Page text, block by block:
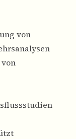
von